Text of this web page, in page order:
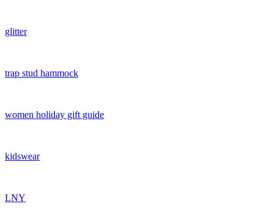
glitter
trap stud hammock
women holiday gift guide
kidswear
LNY